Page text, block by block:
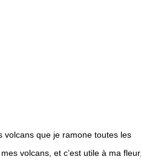
volcans que je ramone toutes les
volcans, et c’est utile à ma fleur,